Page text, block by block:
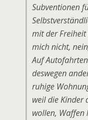
Subventionen
mit der
mich nicht,
Auf
deswegen
ruhige
weil die Kinder
wollen,